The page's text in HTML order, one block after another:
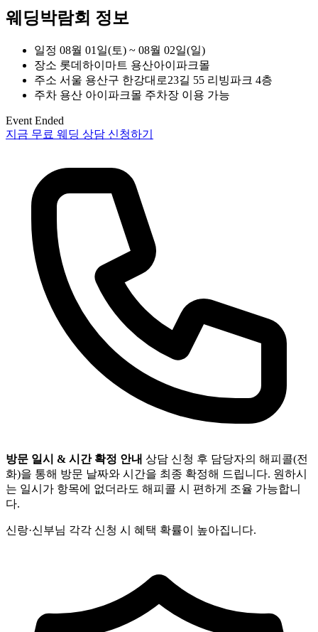
웨딩박람회 정보
일정 08월 01일(토) ~ 08월 02일(일)
장소 롯데하이마트 용산아이파크몰
주소 서울 용산구 한강대로23길 55 리빙파크 4층
주차 용산 아이파크몰 주차장 이용 가능
Event Ended
지금 무료 웨딩 상담 신청하기
방문 일시 & 시간 확정 안내 상담 신청 후 담당자의 해피콜(전
화)을 통해 방문 날짜와 시간을 최종 확정해 드립니다. 원하시
는 일시가 항목에 없더라도 해피콜 시 편하게 조율 가능합니
다.
신랑·신부님 각각 신청 시 혜택 확률이 높아집니다.